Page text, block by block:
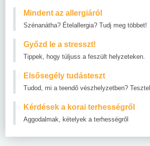
Mindent az allergiáról
Szénanátha? Ételallergia? Tudj meg többet!
Győzd le a stresszt!
Tippek, hogy túljuss a feszült helyzeteken.
Elsősegély tudásteszt
Tudod, mi a teendő vészhelyzetben?
Kérdések a korai terhességről
Aggodalmak, kételyek a terhességről